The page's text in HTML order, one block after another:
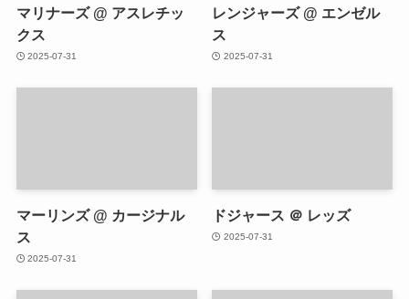
マリナーズ @ アスレチッ
クス
2025-07-31
レンジャーズ @ エンゼル
ス
2025-07-31
マーリンズ @ カージナル
ス
2025-07-31
ドジャース ＠ レッズ
2025-07-31